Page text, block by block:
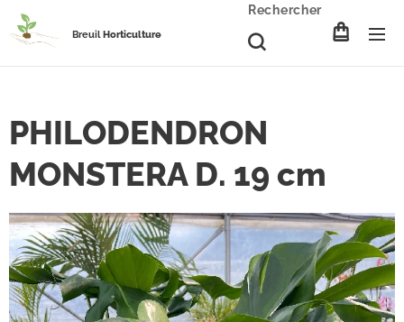
BreuilHorticulture
Rechercher
PHILODENDRON
MONSTERA D. 19 cm